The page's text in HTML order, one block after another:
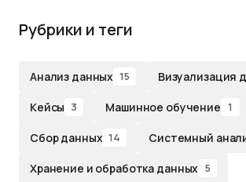
Рубрики и теги
Анализ данных 15 Визуализация
Кейсы 3 Машинное обучение 1
Сбор данных 14 Системный
Хранение и обработка данных 5